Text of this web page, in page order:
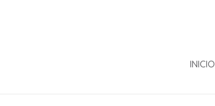
INICIO